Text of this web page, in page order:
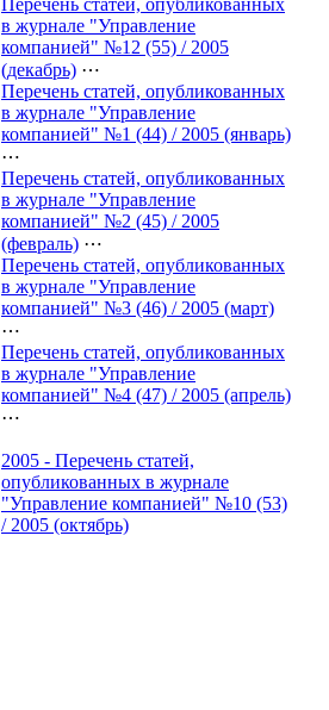
в журнале "Управление
компанией" №12 (55) / 2005
(декабрь) ⋯
Перечень статей, опубликованных
в журнале "Управление
компанией" №1 (44) / 2005 (январь)
⋯
Перечень статей, опубликованных
в журнале "Управление
компанией" №2 (45) / 2005
(февраль) ⋯
Перечень статей, опубликованных
в журнале "Управление
компанией" №3 (46) / 2005 (март)
⋯
Перечень статей, опубликованных
в журнале "Управление
компанией" №4 (47) / 2005 (апрель)
⋯
2005 - Перечень статей,
опубликованных в журнале
"Управление компанией" №10 (53)
/ 2005 (октябрь)